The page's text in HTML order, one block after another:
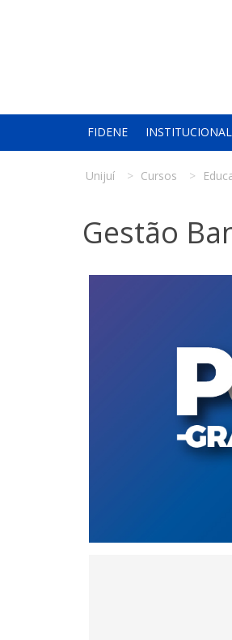
FIDENE INSTITUCIONAL
Unijuí Cursos
Gestão